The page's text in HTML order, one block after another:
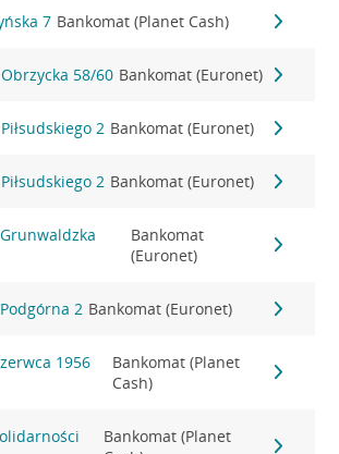
7 Bankomat (Planet Cash)
58/60 Bankomat (Euronet)
2 Bankomat (Euronet)
2 Bankomat (Euronet)
Bankomat
(Euronet)
2 Bankomat (Euronet)
1956
Bankomat (Planet
Cash)
Bankomat (Planet